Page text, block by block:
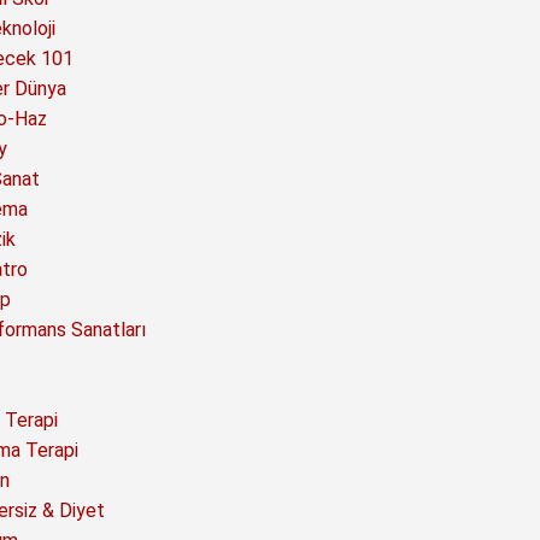
101
Dünya
Haz
Sanatları
Terapi
& Diyet